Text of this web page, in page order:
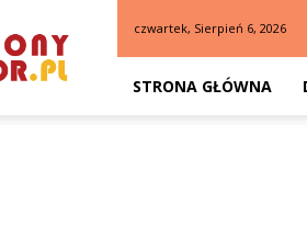
czwartek, Sierpień 6, 2026
STRONA GŁÓWNA